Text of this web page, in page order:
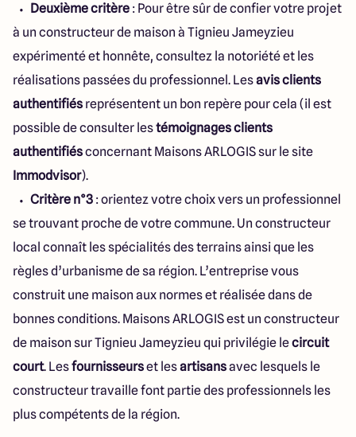
Deuxième critère : Pour être sûr de confier votre projet
à un constructeur de maison à Tignieu Jameyzieu
expérimenté et honnête, consultez la notoriété et les
réalisations passées du professionnel. Lesavis clients
authentifiés représentent un bon repère pour cela (il est
possible de consulter lestémoignages clients
authentifiésconcernant Maisons ARLOGIS sur le site
Immodvisor).
Critère n°3 : orientez votre choix vers un professionnel
se trouvant proche de votre commune. Un constructeur
local connaît les spécialités des terrains ainsi que les
règles d’urbanisme de sa région. L’entreprise vous
construit une maison aux normes et réalisée dans de
bonnes conditions. Maisons ARLOGIS est un constructeur
de maison sur Tignieu Jameyzieu qui privilégie lecircuit
court. Lesfournisseurset lesartisansavec lesquels le
constructeur travaille font partie des professionnels les
plus compétents de la région.